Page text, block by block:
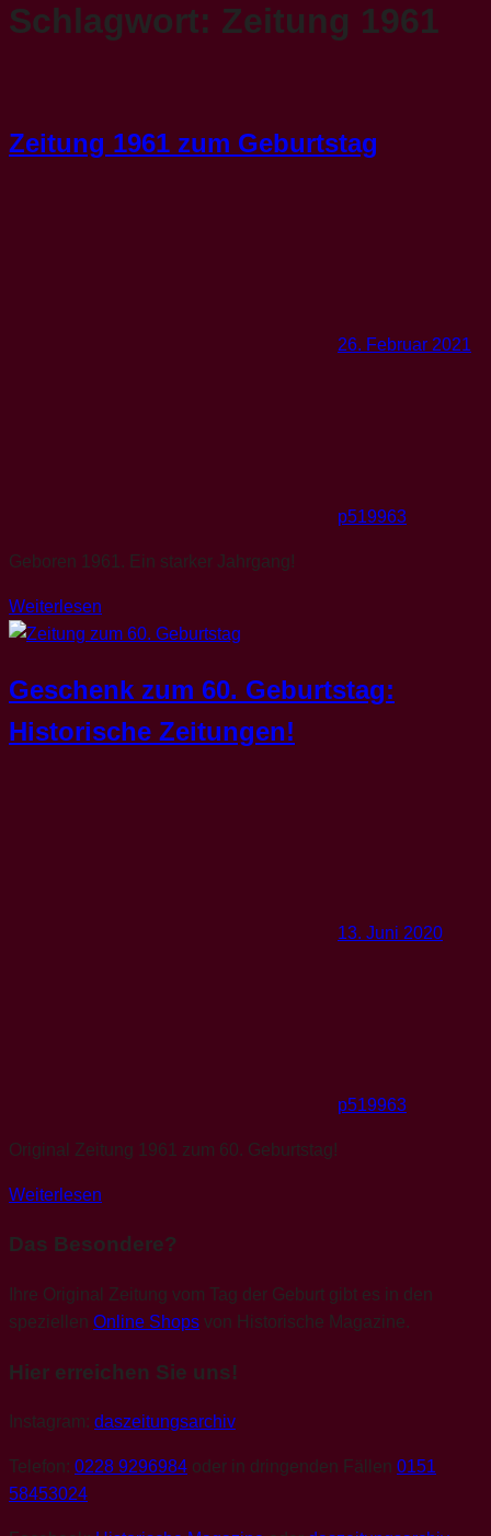
Schlagwort: Zeitung 1961
Zeitung 1961 zum Geburtstag
26. Februar 2021
p519963
Geboren 1961. Ein starker Jahrgang!
Weiterlesen
Geschenk zum 60. Geburtstag:
Historische Zeitungen!
13. Juni 2020
p519963
Original Zeitung 1961 zum 60. Geburtstag!
Weiterlesen
Das Besondere?
Ihre Original Zeitung vom Tag der Geburt gibt es in den
speziellen Online Shops von Historische Magazine.
Hier erreichen Sie uns!
Instagram: daszeitungsarchiv
Telefon: 0228 9296984 oder in dringenden Fällen 0151
58453024